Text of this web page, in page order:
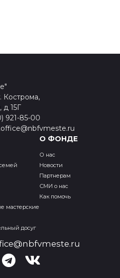
Кострома,
д 15Г
921-85-00
мастерские
досуг
О ФОНДЕ
О нас
Новости
Партнерам
СМИ о нас
Как помочь